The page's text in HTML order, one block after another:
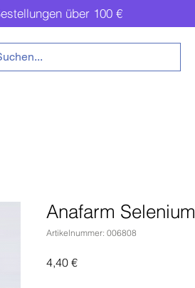
über 100 €
Anafarm Selenium
Artikelnummer: 006808
4,40 €Preis